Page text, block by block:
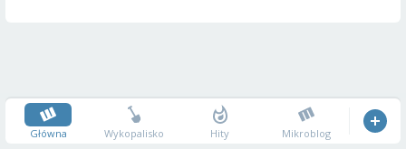
Główna Wykopalisko Hity Mikroblog